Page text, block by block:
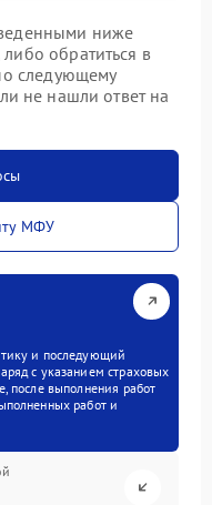
ниже
обратиться в
следующему
не нашли ответ на
МФУ
и последующий
с указанием страховых
после выполнения работ
работ и